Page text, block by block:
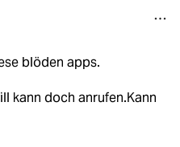
blöden apps.
kann doch anrufen.Kann